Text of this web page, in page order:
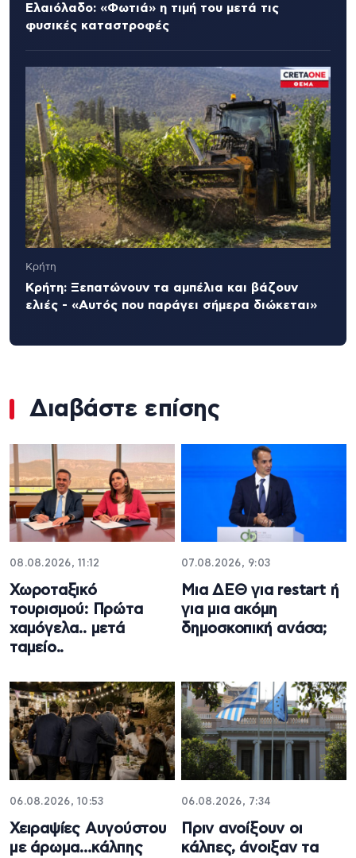
Ελαιόλαδο: «Φωτιά» η τιμή του μετά τις
φυσικές καταστροφές
Κρήτη
Κρήτη: Ξεπατώνουν τα αμπέλια και βάζουν
ελιές - «Αυτός που παράγει σήμερα διώκεται»
Διαβάστε επίσης
08.08.2026, 11:12
Χωροταξικό
τουρισμού: Πρώτα
χαμόγελα.. μετά
ταμείο..
07.08.2026, 9:03
Μια ΔΕΘ για restart ή
για μια ακόμη
δημοσκοπική ανάσα;
06.08.2026, 10:53
Χειραψίες Αυγούστου
με άρωμα…κάλπης
06.08.2026, 7:34
Πριν ανοίξουν οι
κάλπες, άνοιξαν τα